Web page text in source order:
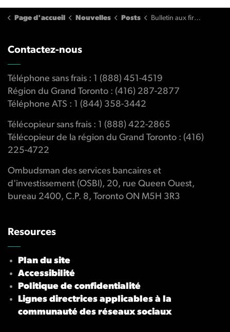
Page d'accueil Nouvelles Posts Bulletin aux firmes : prolongation du projet pilote de résolution proactive
Contactez-nous
Téléphone sans frais : 1 (888) 451-4519
Région du Grand Toronto : (416) 287-2877
Téléphone ATS : 1 (844) 358-3442
Télécopieur sans frais : 1 (888) 422-2865
Télécopieur de la région du Grand Toronto : (416)
225-4722
Ombudsman des services bancaires et
d'investissement (OSBI), 20, rue Queen Ouest,
bureau 2400, C.P. 8, Toronto ON M5H 3R3
Resources
Plan du site
Accessibilité
Politique de confidentialité
Lignes directrices applicables à la
communauté des réseaux sociaux